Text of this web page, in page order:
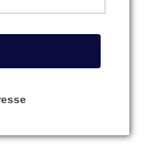
entre em
do nosso